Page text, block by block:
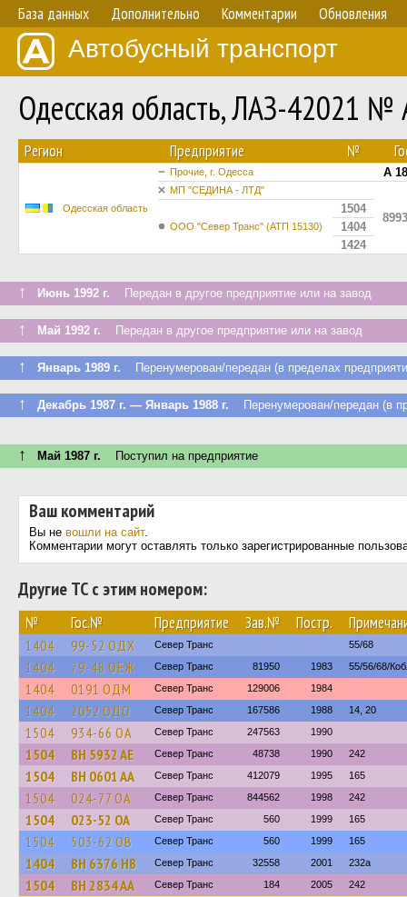
База данных Дополнительно Комментарии Обновления
Автобусный транспорт
Одесская область, ЛАЗ-42021 №
Регион Предприятие №
Одесская область
Прочие, г. Одесса А
МП "СЕДИНА - ЛТД"
ООО "Север Транс" (АТП 15130)
1504
1404
1424
↑ Июнь 1992 г. Передан в другое предприятие или на завод
↑ Май 1992 г. Передан в другое предприятие или на завод
↑ Январь 1989 г. Перенумерован/передан (в пределах
↑ Декабрь 1987 г. — Январь 1988 г. Перенумерован/передан (в
↑ Май 1987 г. Поступил на предприятие
Ваш комментарий
Вы не вошли на сайт.
Комментарии могут оставлять только зарегистрированные
Другие ТС с этим номером:
№ Гос.№ Предприятие Зав.№ Постр.
1404 99-52 ОДХ Север Транс 55/68
1404 79-48 ОЕЖ Север Транс 81950 1983 55/56/68/
1404 0191 ОДМ Север Транс 129006 1984
1404 2052 ОДО Север Транс 167586 1988 14, 20
1504 934-66 ОА Север Транс 247563 1990
1504 BH 5932 AE Север Транс 48738 1990 242
1504 BH 0601 AA Север Транс 412079 1995 165
1504 024-77 ОА Север Транс 844562 1998 242
1504 023-52 ОА Север Транс 560 1999 165
1504 503-62 ОВ Север Транс 560 1999 165
1404 BH 6376 HB Север Транс 32558 2001 232а
1504 BH 2834 AA Север Транс 184 2005 242